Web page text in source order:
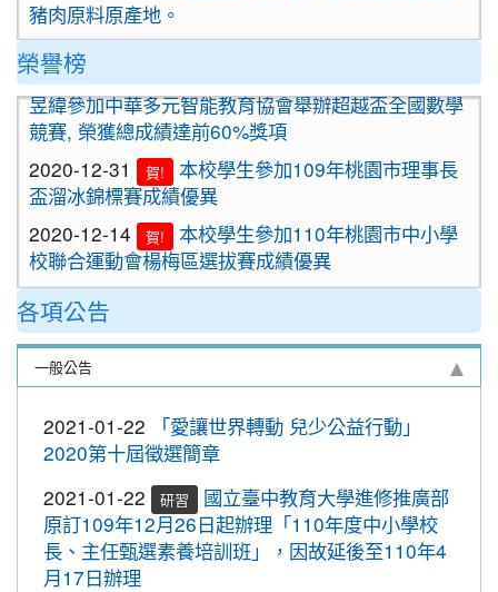
豬肉原料原產地。
2020-09-24＜新制上路＞明年起，餐廳應標示豬肉
原料原產地。
2020-09-24＜新制上路＞明年起，貢丸水餃等應標
示豬肉原料原產地
2020-09-09
重要
『109年國家防災日演習』地震速
報演練，臨震應變「趴下、掩護、穩住」
『Earthquake Disaster Drill』
2020-09-08 重要
車子在走，駕照要有。 交通部及
桃園市政府關心您！
2020-09-08 重要
停一下海闊天空，讓一下保百年
身。 交通部及桃園市政府關心您！
2020-09-08
清晨夜晚穿亮衣，運動散步才放
心。 交通部與桃園市政府關心您！
2020-10-19節水抗旱全民一起來
2020-10-19防疫期間勤洗手，更要關緊水龍頭
2020-10-05109年流感疫苗開打了，10月5日起守護
最重要的人，桃園市政府關心您。
榮譽榜
2021-01-13
昱緯參加中華多元智能教育協會舉辦超越盃全國數學
競賽, 榮獲總成績達前60%獎項
2020-12-31
賀!
本校學生參加109年桃園市理事長
盃溜冰錦標賽成績優異
2020-12-14
賀!
本校學生參加110年桃園市中小學
校聯合運動會楊梅區選拔賽成績優異
2020-12-10 賀!
本校學生參加2020年名人盃冬季校
園圍棋對抗賽 成績優異
2020-11-17
本校學生參加臺北市109年第38屆
中正盃溜冰錦標賽成績優異
2020-11-16
賀!
恭賀本校六年四班學生林恩如參加
桃園市109年度「3Q達人故事甄選活動」，榮獲EQ
類(國小組)第二名
2020-11-06
賀!
本校學生參加2020年壢運盃羽球錦
標賽成績優異
2020-10-27
各項公告
一般公告
2021-01-22
「愛讓世界轉動 兒少公益行動」
2020第十屆徵選簡章
2021-01-22
研習
國立臺中教育大學進修推廣部
原訂109年12月26日起辦理「110年度中小學校
長、主任甄選素養培訓班」，因故延後至110年4
月17日辦理